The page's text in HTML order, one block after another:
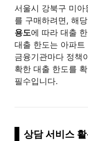
서울시 강북구 미
를 구매하려면, 해
용도에 따라 대출
대출 한도는 아파
금융기관마다 정책
확한 대출 한도를
필수입니다.
상담 서비스